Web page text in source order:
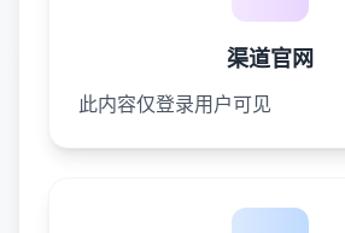
渠道官网
此内容仅登录用户可见